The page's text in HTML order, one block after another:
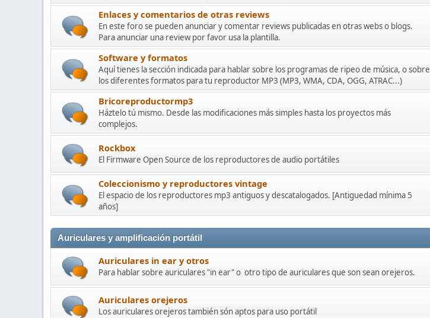
Enlaces y comentarios de otras reviews
En este foro se pueden anunciar y comentar reviews publicadas en otras webs o blogs.
Para anunciar una review por favor usa la plantilla.
Software y formatos
Aquí tienes la sección indicada para hablar sobre los programas de ripeo de música, o sobre
los diferentes formatos para tu reproductor MP3 (MP3, WMA, CDA, OGG, ATRAC...)
Bricoreproductormp3
Háztelo tú mismo. Desde las modificaciones más simples hasta los proyectos más
complejos.
Rockbox
El Firmware Open Source de los reproductores de audio portátiles
Coleccionismo y reproductores vintage
El espacio de los reproductores mp3 antiguos y descatalogados. [Antiguedad mínima 5
años]
Auriculares y amplificación portátil
Auriculares in ear y otros
Para hablar sobre auriculares "in ear" o otro tipo de auriculares que son sean orejeros.
Auriculares orejeros
Los auriculares orejeros también són aptos para uso portátil